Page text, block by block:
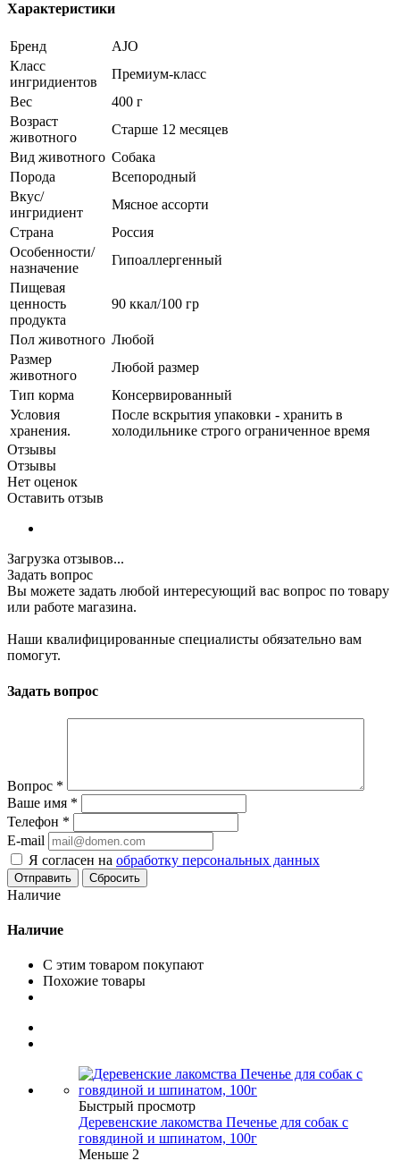
Характеристики
Бренд
AJO
Класс
ингридиентов
Премиум-класс
Вес
400 г
Возраст
животного
Старше 12 месяцев
Вид животного Собака
Порода
Всепородный
Вкус/
ингридиент
Мясное ассорти
Страна
Россия
Особенности/
назначение
Гипоаллергенный
Пищевая
ценность
продукта
90 ккал/100 гр
Пол животного Любой
Размер
животного
Любой размер
Тип корма
Консервированный
Условия
хранения.
После вскрытия упаковки - хранить в
холодильнике строго ограниченное время
Отзывы
Отзывы
Нет оценок
Оставить отзыв
Загрузка отзывов...
Задать вопрос
Вы можете задать любой интересующий вас вопрос по товару
или работе магазина.
Наши квалифицированные специалисты обязательно вам
помогут.
Задать вопрос
Вопрос *
Ваше имя *
Телефон *
E-mail
Я согласен на обработку персональных данных
Сбросить
Наличие
Наличие
С этим товаром покупают
Похожие товары
Быстрый просмотр
Деревенские лакомства Печенье для собак с
говядиной и шпинатом, 100г
Меньше 2